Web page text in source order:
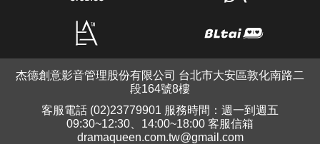
杰德創意影音管理股份有限公司 台北市大安區敦化南路二
段164號8樓
客服電話 (02)23779901 服務時間：週一到週五
09:30~12:30、14:00~18:00 客服信箱
dramaqueen.com.tw@gmail.com